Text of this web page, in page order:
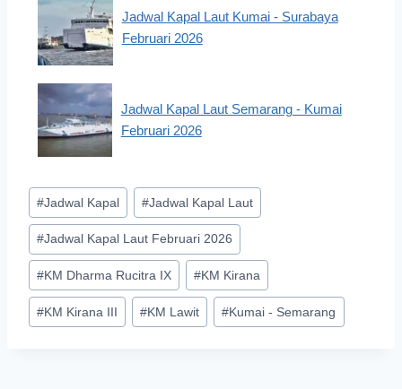
Jadwal Kapal Laut Kumai - Surabaya
Februari 2026
Jadwal Kapal Laut Semarang - Kumai
Februari 2026
Post
Tags:
#Jadwal Kapal #Jadwal Kapal Laut
#Jadwal Kapal Laut Februari 2026
#KM Dharma Rucitra IX #KM Kirana
#KM Kirana III #KM Lawit #Kumai - Semarang